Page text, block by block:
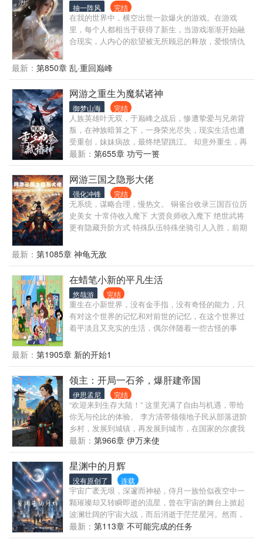
抽一阵风 完结
在我的世界中，横空出世一款爆火的游戏。在游戏
里，每个人都相当于获得了新生，当游戏渐渐开始融
合现实，人内心的欲望被无所顾忌的释放，爱恨情仇
样，但究竟是庄周梦蝶？还是蝶梦庄周？ 我不知道别
人在玩什么，我就知道再不拦住我，我就飞升啦！ 我
主沉浮，纵横捭阖！
最新： 第850章 乱·重回巅峰
网游之重生为魔弑诸神
御梦山海 完结
人族英雄叶无双，于巅峰之战后，惨遭挚爱与兄弟背
叛，在神族暗算之下，一身荣光尽失，现实生活也遭
受重创，妹妹病故，最终绝望跳江。 却意外重生，再
入游戏，命运逆转，成为魔族！ 这一世，他将以魔血
染红苍穹，让所有背叛者付出代价！
最新： 第655章 功亏一篑
网游三国之隐形大佬
强化冲锋 完结
无系统，谋略合理，慢热文。 铜雀台收录三国百位历
史美女 十常侍收入麾下 大贤良师收入麾下 绝世武将
更有隐藏升阶方式 特殊队伍特殊坐骑引人入胜，前期
最新： 第1085章 神龟无敌
在蜡笔小新的平凡生活
悠哉游 完结
重生在小新世界，没有金手指，没有奇怪的能力，只
有对这个世界的记忆和对前世的记忆，在这个世界过
着平淡且又充实的生活，偶尔伴随着一些古怪的事
自己的主角噢。??·??·??*?? ??
最新： 第1905章 新的开始1
领主：开局一石斧，爆肝建帝国
伊思孟尼 完结
“欢迎来到生存大陆！” 这里充满了自由与机遇，带给
你无与伦比的体验。 李方清带领领地子民从部落进阶
乡村，发展到城镇，再发展到城市，在国家的尔虞我
诈中，一次次蜕变，最后征服整个大陆，登上高阶，
成为皇帝。 你可以在这里建立自己的国度，在领地中
建设繁荣。 当然都是要靠自己探索，祝你好运！
最新： 第966章 伊万来使
星渊中的月辉
没有原创了 连载
宇宙广袤无垠，深邃而神秘，侍月一族恰似夜空中一
颗璀璨却又转瞬即逝的流星，曾在宇宙的舞台上掀起
波澜壮阔的宇宙大战，而后消逝于茫茫星河。然而，
命运的齿轮悄然转动，这个传奇的种族于祖地重生，
就此，一段全新的征途拉开了帷幕。
最新： 第113章 不可能完成的任务